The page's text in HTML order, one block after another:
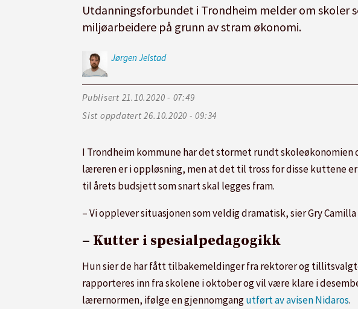
Utdanningsforbundet i Trondheim melder om skoler
miljøarbeidere på grunn av stram økonomi.
JørgenJelstad
Publisert
21.10.2020 - 07:49
Sist oppdatert
26.10.2020 - 09:34
I Trondheim kommune har det stormet rundt
læreren er i oppløsning, men at det til tross for disse kuttene
til årets budsjett som snart skal legges fram.
– Vi opplever situasjonen som veldig dramatisk, sier Gry
– Kutter i spesialpedagogikk
Hun sier de har fått tilbakemeldinger fra rektorer og
rapporteres inn fra skolene i oktober og vil være klare i
lærernormen, ifølge en gjennomgangutført av avisen Nidaros.